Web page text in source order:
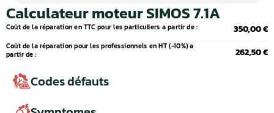
Calculateur moteur SIMOS 7.1A
Coût de la réparation en TTC pour les particuliers a partir de : 350,00 €
Coût de la réparation pour les professionnels en HT (-10%) a
partir de : 262,50 €
Codes défauts